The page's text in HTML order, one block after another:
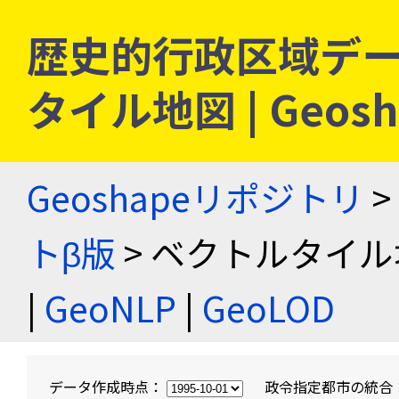
歴史的行政区域デ
タイル地図 |
Geoshapeリポジトリ >
トβ版 > ベクトルタイ
| GeoNLP | GeoLOD
データ作成時点： 政令指定都市の統